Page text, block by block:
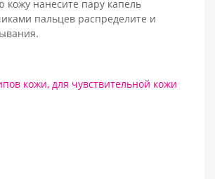
кожу нанесите пару капель
пальцев распределите и
кожи, для чувствительной кожи